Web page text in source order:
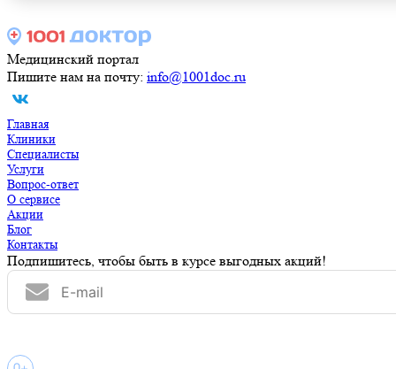
Медицинский портал
Пишите нам на почту: info@1001doc.ru
Главная
Клиники
Специалисты
Услуги
Вопрос-ответ
О сервисе
Акции
Блог
Контакты
Подпишитесь, чтобы быть в курсе выгодных акций!